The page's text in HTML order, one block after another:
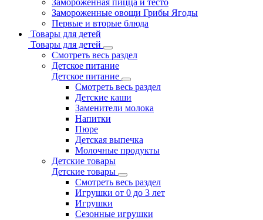
Замороженная пицца и тесто
Замороженные овощи Грибы Ягоды
Первые и вторые блюда
Товары для детей
Товары для детей
Смотреть весь раздел
Детское питание
Детское питание
Смотреть весь раздел
Детские каши
Заменители молока
Напитки
Пюре
Детская выпечка
Молочные продукты
Детские товары
Детские товары
Смотреть весь раздел
Игрушки от 0 до 3 лет
Игрушки
Сезонные игрушки